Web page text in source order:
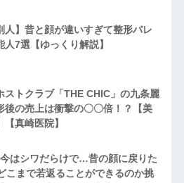
人】昔と顔が違いすぎて整形バレ
人7選【ゆっくり解説】
ストクラブ「THE CHIC」の九条麗
後の売上は衝撃の〇〇倍！？【美
真崎医院】
今はシワだらけで…昔の顔に戻りた
こまで若返ることができるのか挑